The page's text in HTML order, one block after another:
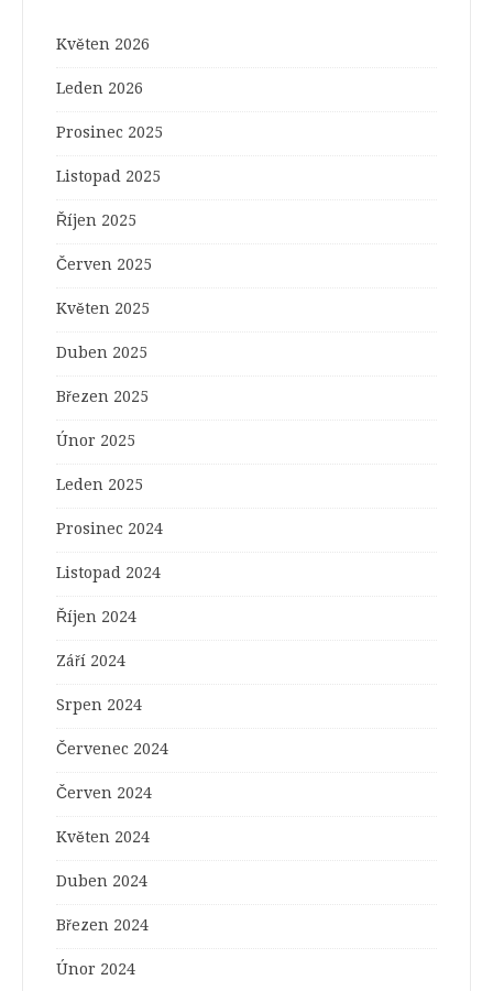
Květen 2026
Leden 2026
Prosinec 2025
Listopad 2025
Říjen 2025
Červen 2025
Květen 2025
Duben 2025
Březen 2025
Únor 2025
Leden 2025
Prosinec 2024
Listopad 2024
Říjen 2024
Září 2024
Srpen 2024
Červenec 2024
Červen 2024
Květen 2024
Duben 2024
Březen 2024
Únor 2024